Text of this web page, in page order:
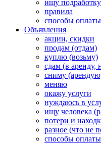
ищу подработку
правила
способы оплаты
Объявления
акции, скидки
продам (отдам)
куплю (возьму)
сдам (в аренду,
сниму
меняю
окажу услуги
нуждаюсь в
ищу человека
потери и
разное (что не
способы оплаты